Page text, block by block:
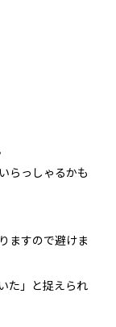
らっしゃるかも
ますので避けま
た」と捉えられ